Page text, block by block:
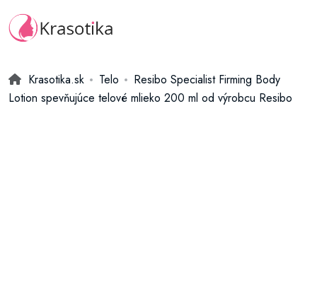
Krasotika.sk Telo
Resibo Specialist Firming Body
Lotion spevňujúce telové mlieko 200 ml od výrobcu Resibo